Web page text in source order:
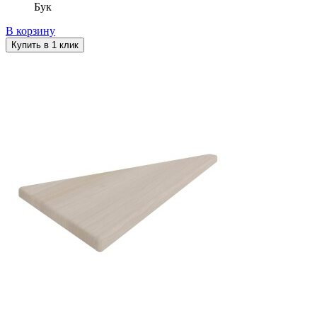
Бук
В корзину
Купить в 1 клик